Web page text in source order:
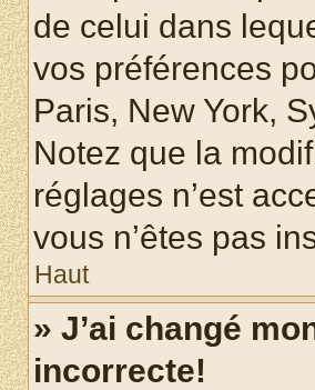
de celui dans
vos préférences
Paris, New York,
Notez que la
réglages n’est
vous n’êtes pas
Haut
» J’ai changé
incorrecte!